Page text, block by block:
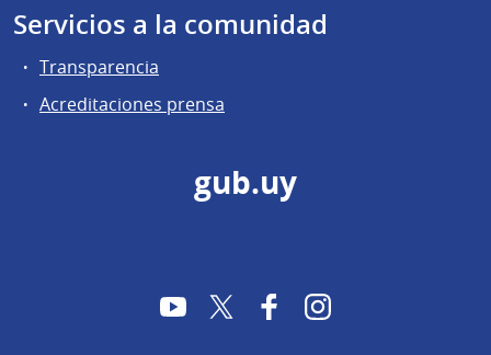
Servicios a la comunidad
Transparencia
Acreditaciones prensa
gub.uy
YouTubeTwitter FacebookInstagram